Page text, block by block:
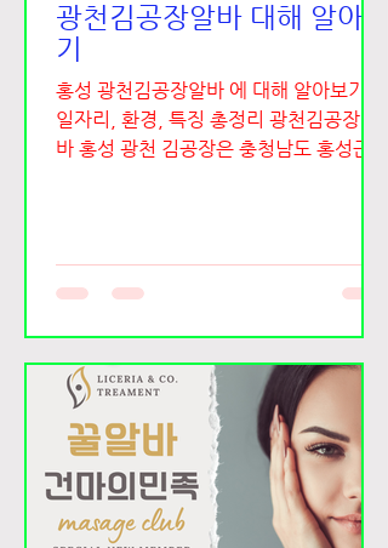
광천김공장알바 대해 알아보
기
홍성 광천김공장알바 에 대해 알아보기｜
일자리, 환경, 특징 총정리 광천김공장알
바 홍성 광천 김공장은 충청남도 홍성군
부르는 경우가 많습니다. 광천 지역은 예
전부터 김, 젓갈, 해산물 가공으로 유명한
니다. 특히 단순 포장, 생산 보조, 검수, 출
하 작업 등의 인력 수요가 꾸준히 발생하
여 지역 단기 알바나 외국인 근로자, 생산
직 지원자들이 많이 찾는 일자리 중 하나
입니다. 광천김공장알바 알아보자 최고의
김공장알바 1. 광천김공장알바 광천 김공